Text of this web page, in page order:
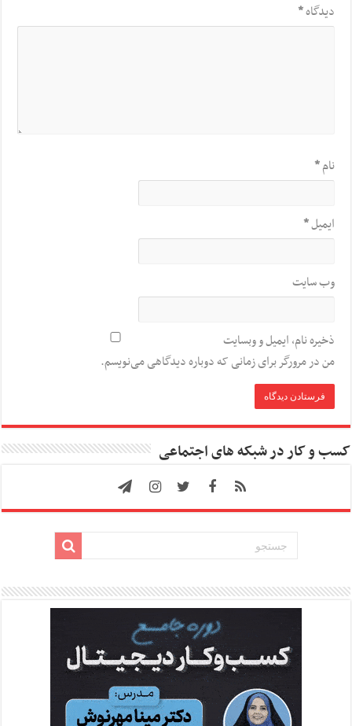
دیدگاه*
نام*
ایمیل*
وب‌ سایت
ذخیره نام، ایمیل و وبسایت
من در مرورگر برای زمانی که دوباره دیدگاهی می‌نویسم.
کسب و کار در شبکه های اجتماعی